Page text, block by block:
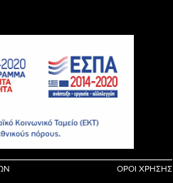
ΟΡΟΙ ΧΡΗΣΗΣ